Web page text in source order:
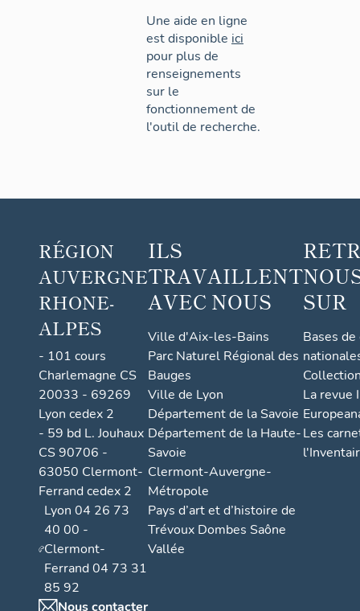
Une aide en ligne
est disponible ici
pour plus de
renseignements
sur le
fonctionnement de
l'outil de recherche.
RÉGION
AUVERGNE
RHONE-
ALPES
- 101 cours
Charlemagne CS
20033 - 69269
Lyon cedex 2
- 59 bd L. Jouhaux
CS 90706 -
63050 Clermont-
Ferrand cedex 2
Lyon 04 26 73
40 00 -
Clermont-
Ferrand 04 73 31
85 92
Nous contacter
ILS
TRAVAILLENT
AVEC NOUS
Ville d'Aix-les-Bains
Parc Naturel Régional des
Bauges
Ville de Lyon
Département de la Savoie
Département de la Haute-
Savoie
Clermont-Auvergne-
Métropole
Pays d’art et d’histoire de
Trévoux Dombes Saône
Vallée
SUR
Bases
La revue
Les